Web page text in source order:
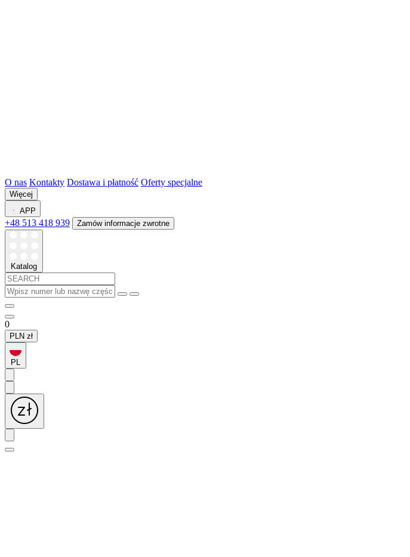
O nas Kontakty Dostawa i płatność Oferty specjalne
Więcej
APP
+48 513 418 939 Zamów informacje zwrotne
Katalog
0
PLN zł
PL